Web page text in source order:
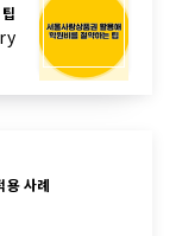
용 사례